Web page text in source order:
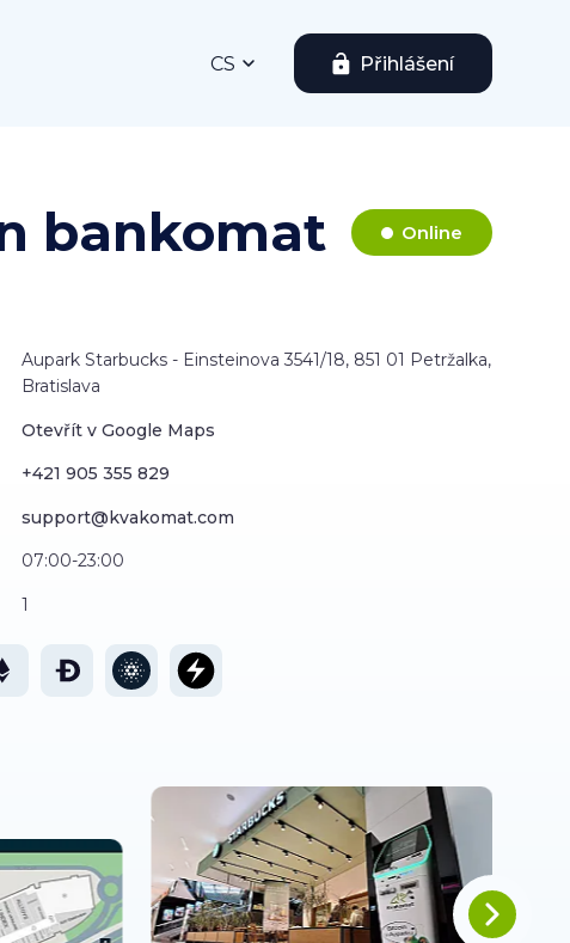
CS Přihlášení
bankomat Online
Aupark Starbucks - Einsteinova 3541/18, 851 01 Petržalka,
Bratislava
Otevřít v Google Maps
+421 905 355 829
support@kvakomat.com
07:00-23:00
1